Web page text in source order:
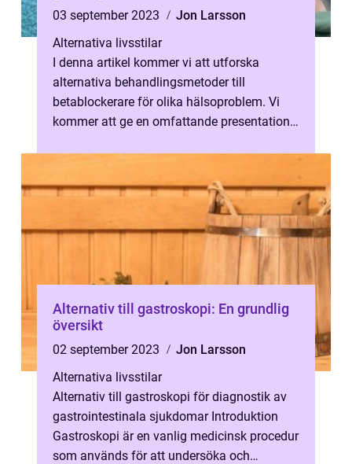
03 september 2023
Jon Larsson
Alternativa livsstilar
I denna artikel kommer vi att utforska
alternativa behandlingsmetoder till
betablockerare för olika hälsoproblem. Vi
kommer att ge en omfattande presentation
Alternativ till gastroskopi: En grundlig
översikt
02 september 2023
Jon Larsson
Alternativa livsstilar
Alternativ till gastroskopi för diagnostik av
gastrointestinala sjukdomar Introduktion
Gastroskopi är en vanlig medicinsk procedur
som används för att undersöka och